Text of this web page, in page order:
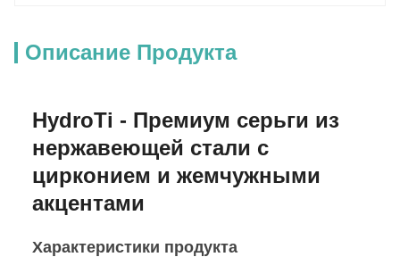
Описание Продукта
HydroTi - Премиум серьги из
нержавеющей стали с
цирконием и жемчужными
акцентами
Характеристики продукта